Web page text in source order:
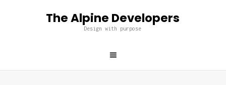
The Alpine Developers
Design with purpose
The Alpine Developers
Home